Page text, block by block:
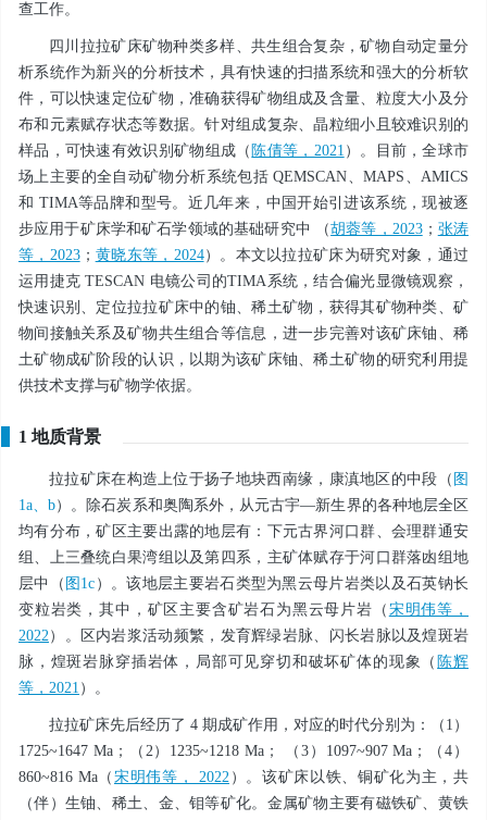
查工作。
四川拉拉矿床矿物种类多样、共生组合复杂，矿物自动定量分
析系统作为新兴的分析技术，具有快速的扫描系统和强大的分析软
件，可以快速定位矿物，准确获得矿物组成及含量、粒度大小及分
布和元素赋存状态等数据。针对组成复杂、晶粒细小且较难识别的
样品，可快速有效识别矿物组成（ 陈倩等，2021 ）。目前，全球市
场上主要的全自动矿物分析系统包括 QEMSCAN、MAPS、AMICS
和 TIMA等品牌和型号。近几年来，中国开始引进该系统，现被逐
步应用于矿床学和矿石学领域的基础研究中 （胡蓉等，2023； 张涛
等，2023； 黄晓东等，2024）。本文以拉拉矿床为研究对象，通过
运用捷克 TESCAN 电镜公司的TIMA系统，结合偏光显微镜观察，
快速识别、定位拉拉矿床中的铀、稀土矿物，获得其矿物种类、矿
物间接触关系及矿物共生组合等信息，进一步完善对该矿床铀、稀
土矿物成矿阶段的认识，以期为该矿床铀、稀土矿物的研究利用提
供技术支撑与矿物学依据。
1 地质背景
拉拉矿床在构造上位于扬子地块西南缘，康滇地区的中段（ 图
1a、b）。除石炭系和奥陶系外，从元古宇—新生界的各种地层全区
均有分布，矿区主要出露的地层有：下元古界河口群、会理群通安
组、上三叠统白果湾组以及第四系，主矿体赋存于河口群落凼组地
层中（ 图1c ）。该地层主要岩石类型为黑云母片岩类以及石英钠长
变粒岩类，其中，矿区主要含矿岩石为黑云母片岩（ 宋明伟等，
2022）。区内岩浆活动频繁，发育辉绿岩脉、闪长岩脉以及煌斑岩
脉，煌斑岩脉穿插岩体，局部可见穿切和破坏矿体的现象（ 陈辉
等，2021 ）。
拉拉矿床先后经历了 4 期成矿作用，对应的时代分别为：（1）
1725~1647 Ma；（2）1235~1218 Ma； （3）1097~907 Ma；（4）
860~816 Ma（ 宋明伟等， 2022 ）。该矿床以铁、铜矿化为主，共
（伴）生铀、稀土、金、钼等矿化。金属矿物主要有磁铁矿、黄铁